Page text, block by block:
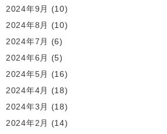
2024年9月
(10)
2024年8月
(10)
2024年7月
(6)
2024年6月
(5)
2024年5月
(16)
2024年4月
(18)
2024年3月
(18)
2024年2月
(14)